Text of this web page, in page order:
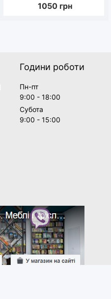
1050 грн
Години роботи
Пн-пт
9:00 - 18:00
Субота
9:00 - 15:00